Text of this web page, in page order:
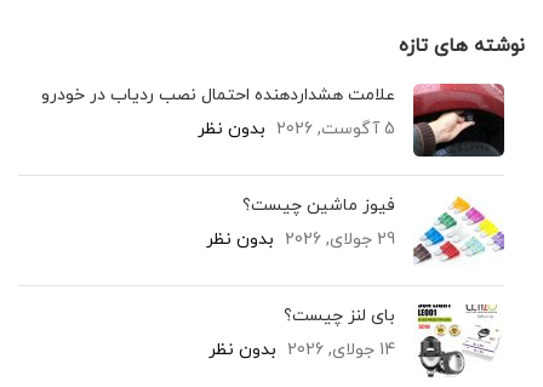
نوشته های تازه
علامت هشداردهنده احتمال نصب ردیاب در خودرو
5 آگوست, 2026
بدون نظر
فیوز ماشین چیست؟
29 جولای, 2026
بدون نظر
بای لنز چیست؟
14 جولای, 2026
بدون نظر